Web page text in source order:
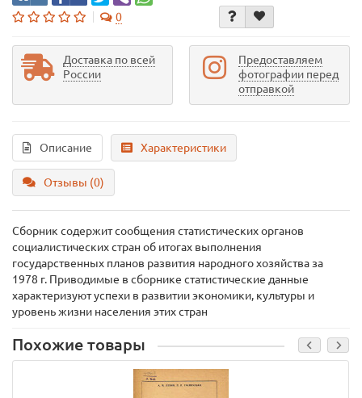
0
Доставка по всей
России
Предоставляем
фотографии перед
отправкой
Описание Характеристики
Отзывы (0)
Сборник содержит сообщения статистических органов
социалистических стран об итогах выполнения
государственных планов развития народного хозяйства за
1978 г. Приводимые в сборнике статистические данные
характеризуют успехи в развитии экономики, культуры и
уровень жизни населения этих стран
Похожие товары